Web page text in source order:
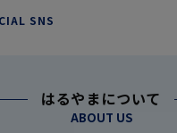
SNS
はるやまについて
ABOUT US